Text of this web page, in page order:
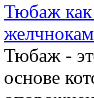
Тюбаж как
Тюбаж -
основе